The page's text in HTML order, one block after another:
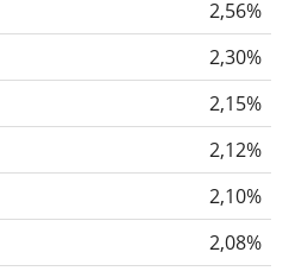
2,56%
2,30%
2,15%
2,12%
2,10%
2,08%